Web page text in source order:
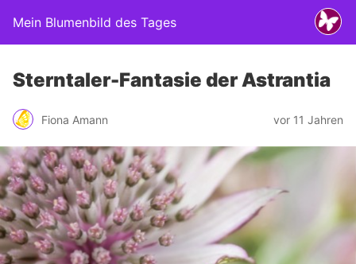
Mein Blumenbild des Tages
Sterntaler-Fantasie der Astrantia
Fiona Amann vor 11 Jahren